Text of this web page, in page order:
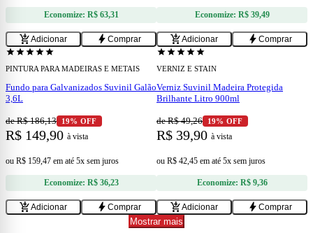
Economize: R$ 63,31
add_shopping_cartAdicionar bolt Comprar
Economize: R$ 39,49
add_shopping_cartAdicionar bolt Comprar
add
starstarstarstarstar
PINTURA PARA MADEIRAS E METAIS
Fundo para Galvanizados Suvinil Galão
3,6L
de R$ 186,13 19% OFF
R$ 149,90 à vista
ou R$ 159,47 em até 5x sem juros
Economize: R$ 36,23
add_shopping_cartAdicionar bolt Comprar
add
starstarstarstarstar
VERNIZ E STAIN
Verniz Suvinil Madeira Protegida
Brilhante Litro 900ml
de R$ 49,26 19% OFF
R$ 39,90 à vista
ou R$ 42,45 em até 5x sem juros
Economize: R$ 9,36
add_shopping_cartAdicionar bolt Comprar
Mostrar mais